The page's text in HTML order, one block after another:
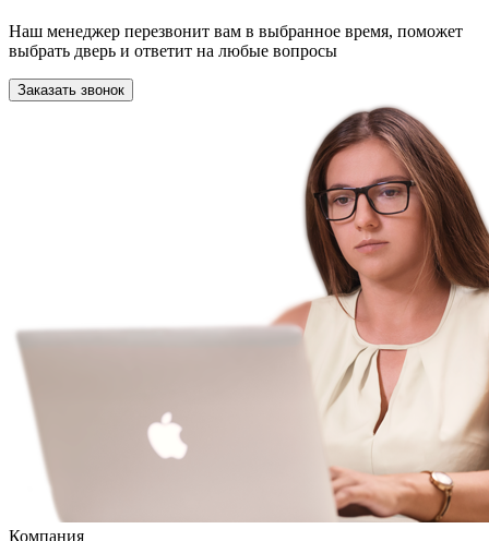
Наш менеджер перезвонит вам в выбранное время, поможет
выбрать дверь и ответит на любые вопросы
Заказать звонок
Компания